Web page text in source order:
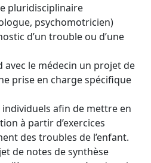
pluridisciplinaire
psychomotricien)
d’un trouble ou d’une
avec le médecin un projet de
prise en charge spécifique
individuels afin de mettre en
à partir d’exercices
des troubles de l’enfant.
de notes de synthèse